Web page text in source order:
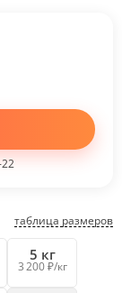
таблица размеров
5 кг
3 200 ₽/кг